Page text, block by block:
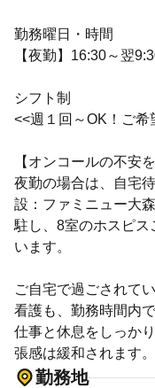
勤務曜日・時間
【夜勤】16:30～翌
シフト制
<<週１回～OK！ご
【オンコールの不安
夜勤の場合は、自宅
設：ファミニュー大
駐し、8室のホスピ
います。
ご自宅で過ごされて
看護も、勤務時間内で
仕事と休息をしっか
張感は緩和されます。
勤務地